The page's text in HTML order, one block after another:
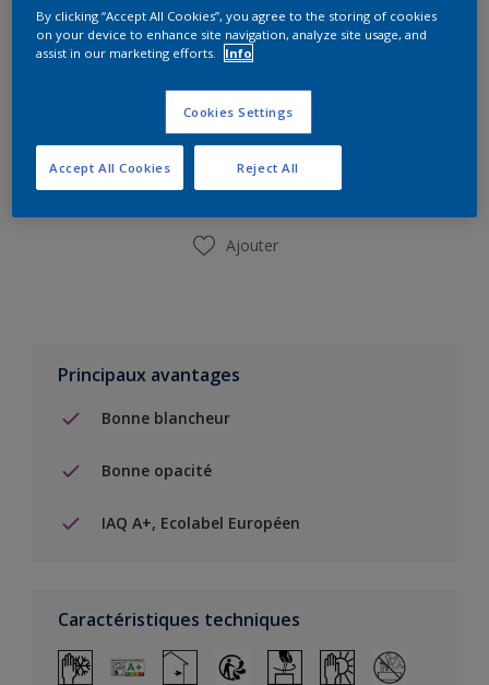
Ajouter à la liste d’achats
Trouver un magasin
Ajouter
Principaux avantages
Bonne blancheur
Bonne opacité
IAQ A+, Ecolabel Européen
Caractéristiques techniques
By clicking “Accept All Cookies”, you agree to the storing of cookies
on your device to enhance site navigation, analyze site usage, and
assist in our marketing efforts.
Info
Cookies Settings
Reject All
Accept All Cookies